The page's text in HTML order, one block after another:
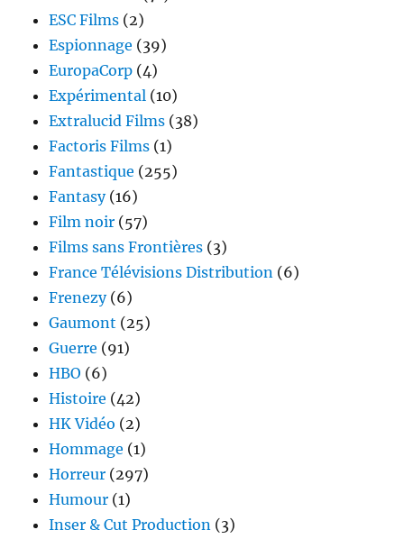
ESC Films (2)
Espionnage (39)
EuropaCorp (4)
Expérimental (10)
Extralucid Films (38)
Factoris Films (1)
Fantastique (255)
Fantasy(16)
Film noir (57)
Films sans Frontières (3)
France Télévisions Distribution (6)
Frenezy(6)
Gaumont (25)
Guerre (91)
HBO (6)
Histoire (42)
HK Vidéo (2)
Hommage (1)
Horreur (297)
Humour (1)
Inser & Cut Production (3)